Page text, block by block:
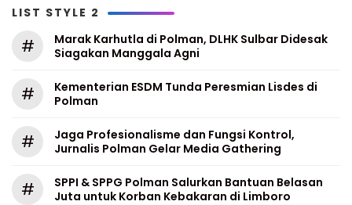
LIST STYLE 2
#
Marak Karhutla di Polman, DLHK Sulbar Didesak
Siagakan Manggala Agni
#
Kementerian ESDM Tunda Peresmian Lisdes di
Polman
#
Jaga Profesionalisme dan Fungsi Kontrol,
Jurnalis Polman Gelar Media Gathering
#
SPPI & SPPG Polman Salurkan Bantuan Belasan
Juta untuk Korban Kebakaran di Limboro